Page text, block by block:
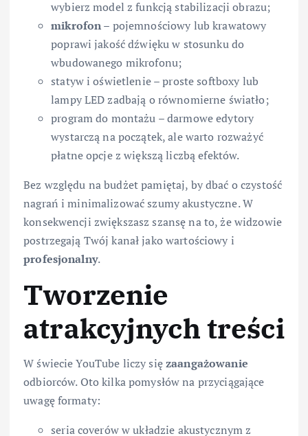
wybierz model z funkcją stabilizacji obrazu;
mikrofon– pojemnościowy lub krawatowy
poprawi jakość dźwięku w stosunku do
wbudowanego mikrofonu;
statyw i oświetlenie – proste softboxy lub
lampy LED zadbają o równomierne światło;
program do montażu – darmowe edytory
wystarczą na początek, ale warto rozważyć
płatne opcje z większą liczbą efektów.
Bez względu na budżet pamiętaj, by dbać o czystość
nagrań i minimalizować szumy akustyczne. W
konsekwencji zwiększasz szansę na to, że widzowie
postrzegają Twój kanał jako wartościowy i
profesjonalny.
Tworzenie
atrakcyjnych treści
W świecie YouTube liczy sięzaangażowanie
odbiorców. Oto kilka pomysłów na przyciągające
uwagę formaty:
seria coverów w układzie akustycznym z